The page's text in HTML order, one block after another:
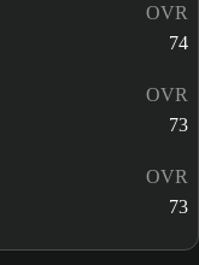
OVR
74
OVR
73
OVR
73